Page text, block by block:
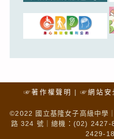
☞著作權聲明 ☞網站安
©2022 國立基隆女子高級中學
路 324 號｜總機：(02) 2427-
2429-